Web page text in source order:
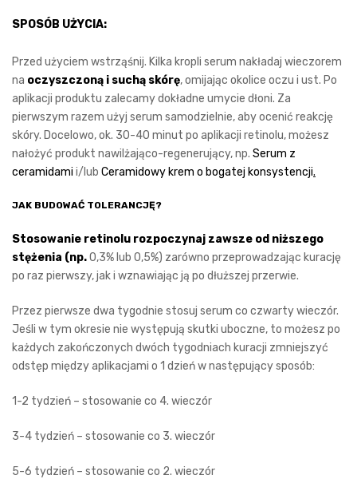
SPOSÓB UŻYCIA:
Przed użyciem wstrząśnij. Kilka kropli serum nakładaj wieczorem
na oczyszczoną i suchą skórę, omijając okolice oczu i ust. Po
aplikacji produktu zalecamy dokładne umycie dłoni. Za
pierwszym razem użyj serum samodzielnie, aby ocenić reakcję
skóry. Docelowo, ok. 30-40 minut po aplikacji retinolu, możesz
nałożyć produkt nawilżająco-regenerujący, np. Serum z
ceramidami i/lub Ceramidowy krem o bogatej konsystencji.
JAK BUDOWAĆ TOLERANCJĘ?
Stosowanie retinolu rozpoczynaj zawsze od niższego
stężenia (np.0,3% lub 0,5%) zarówno przeprowadzając kurację
po raz pierwszy, jak i wznawiając ją po dłuższej przerwie.
Przez pierwsze dwa tygodnie stosuj serum co czwarty wieczór.
Jeśli w tym okresie nie występują skutki uboczne, to możesz po
każdych zakończonych dwóch tygodniach kuracji zmniejszyć
odstęp między aplikacjami o 1 dzień w następujący sposób:
1-2 tydzień – stosowanie co 4. wieczór
3-4 tydzień – stosowanie co 3. wieczór
5-6 tydzień – stosowanie co 2. wieczór